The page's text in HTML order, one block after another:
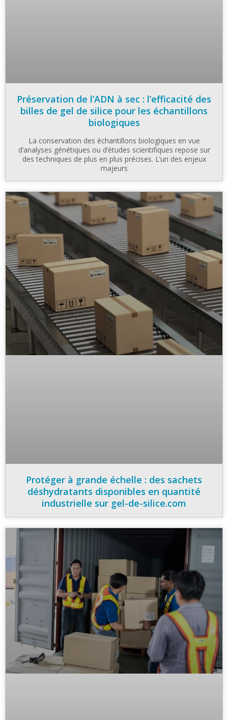
Préservation de l’ADN à sec : l’efficacité des
billes de gel de silice pour les échantillons
biologiques
La conservation des échantillons biologiques en vue
d’analyses génétiques ou d’études scientifiques repose sur
des techniques de plus en plus précises. L’un des enjeux
majeurs
Protéger à grande échelle : des sachets
déshydratants disponibles en quantité
industrielle sur gel-de-silice.com